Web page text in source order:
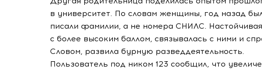
в университет. По словам женщины, год назад
писали фамилии, а не номера СНИЛС.
с более высоким баллом, связывалась с ними и
Словом, развила бурную разведдеятельность.
Пользователь под ником 123 сообщил, что